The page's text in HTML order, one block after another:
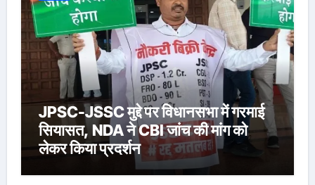
JPSC-JSSC मुद्दे पर विधानसभा में गरमाई
सियासत, NDA ने CBI जांच की मांग को
लेकर किया प्रदर्शन